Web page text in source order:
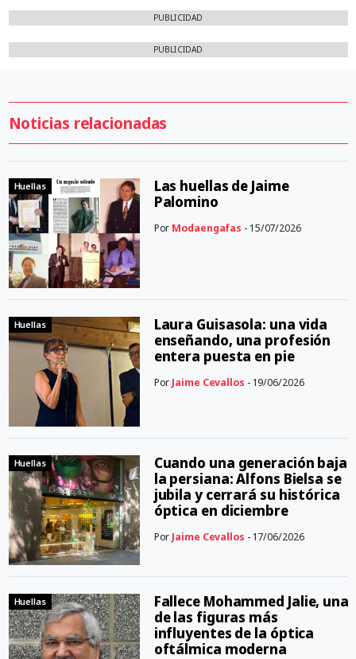
PUBLICIDAD
PUBLICIDAD
Noticias relacionadas
Huellas
Las huellas de Jaime
Palomino
Por Modaengafas - 15/07/2026
Huellas
Laura Guisasola: una vida
enseñando, una profesión
entera puesta en pie
Por Jaime Cevallos - 19/06/2026
Huellas
Cuando una generación baja
la persiana: Alfons Bielsa se
jubila y cerrará su histórica
óptica en diciembre
Por Jaime Cevallos - 17/06/2026
Huellas
Fallece Mohammed Jalie, una
de las figuras más
influyentes de la óptica
oftálmica moderna